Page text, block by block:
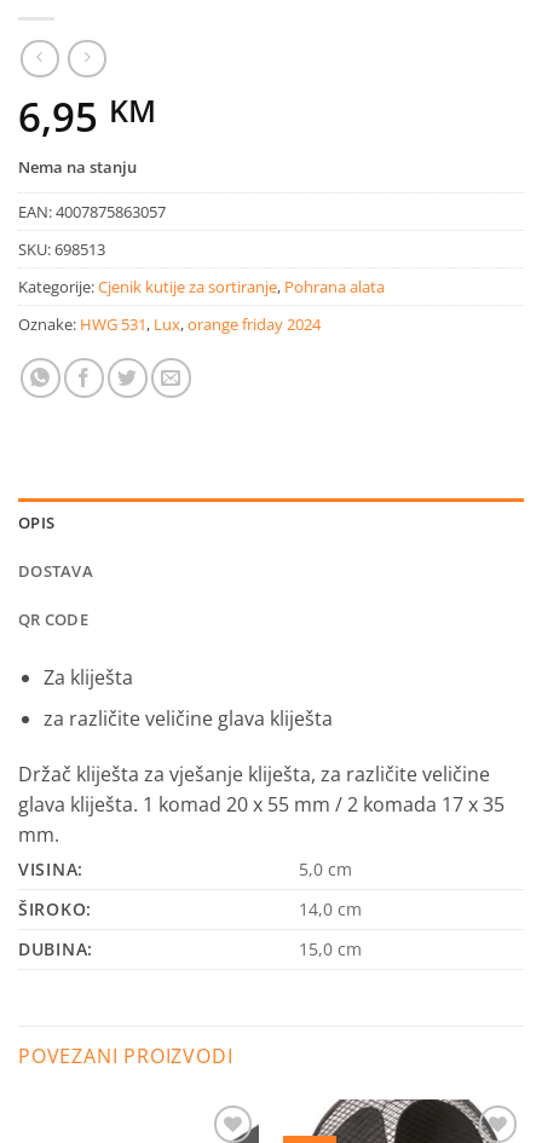
6,95 KM
Nema na stanju
EAN:4007875863057
SKU:698513
Kategorije:Cjenik kutije za sortiranje, Pohrana alata
Oznake: HWG 531, Lux,orange friday 2024
OPIS
DOSTAVA
QR CODE
Za kliješta
za različite veličine glava kliješta
Držač kliješta za vješanje kliješta, za različite veličine
glava kliješta. 1 komad 20 x 55 mm / 2 komada 17 x 35
mm.
VISINA: 5,0 cm
ŠIROKO:
14,0 cm
DUBINA:
15,0 cm
POVEZANI PROIZVODI